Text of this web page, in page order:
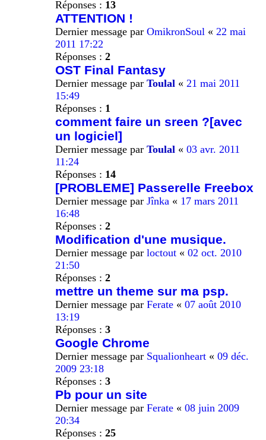
Réponses : 13
ATTENTION !
Dernier message par OmikronSoul « 22 mai
2011 17:22
Réponses : 2
OST Final Fantasy
Dernier message par Toulal « 21 mai 2011
15:49
Réponses : 1
comment faire un sreen ?[avec
un logiciel]
Dernier message par Toulal « 03 avr. 2011
11:24
Réponses : 14
[PROBLEME] Passerelle Freebox
Dernier message par Jînka « 17 mars 2011
16:48
Réponses : 2
Modification d'une musique.
Dernier message par loctout « 02 oct. 2010
21:50
Réponses : 2
mettre un theme sur ma psp.
Dernier message par Ferate « 07 août 2010
13:19
Réponses : 3
Google Chrome
Dernier message par Squalionheart « 09 déc.
2009 23:18
Réponses : 3
Pb pour un site
Dernier message par Ferate « 08 juin 2009
20:34
Réponses : 25